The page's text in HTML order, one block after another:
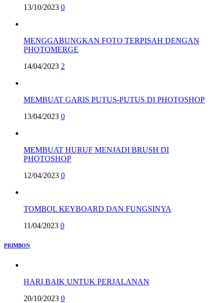
13/10/2023 0
MENGGABUNGKAN FOTO TERPISAH DENGAN
PHOTOMERGE
14/04/2023 2
MEMBUAT GARIS PUTUS-PUTUS DI PHOTOSHOP
13/04/2023 0
MEMBUAT HURUF MENJADI BRUSH DI
PHOTOSHOP
12/04/2023 0
TOMBOL KEYBOARD DAN FUNGSINYA
11/04/2023 0
PRIMBON
HARI BAIK UNTUK PERJALANAN
20/10/2023 0